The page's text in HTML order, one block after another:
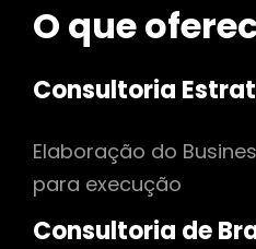
O que
Consultoria
Elaboração do
para execução
Consultoria de